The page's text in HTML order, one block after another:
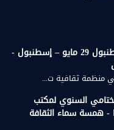
زيارة علمية إلى جامعة مرمرة وجامعة إسطنبول 29 مايو – إسطنبول -
منظمة ثقافية ت...
السنوي لمكتب
- همسة سماء الثقافة